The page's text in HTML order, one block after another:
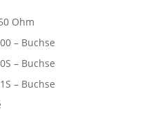
Ohm
– Buchse
– Buchse
– Buchse